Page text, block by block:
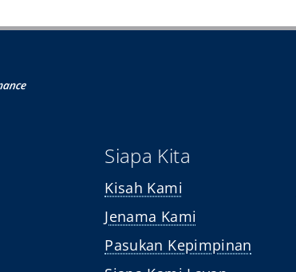
Siapa Kita
Kisah Kami
Jenama Kami
Pasukan Kepimpinan